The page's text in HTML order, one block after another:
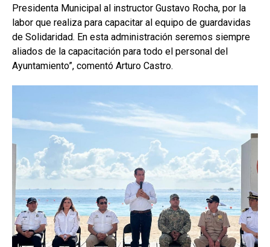
Presidenta Municipal al instructor Gustavo Rocha, por la
labor que realiza para capacitar al equipo de guardavidas
de Solidaridad. En esta administración seremos siempre
aliados de la capacitación para todo el personal del
Ayuntamiento”, comentó Arturo Castro.